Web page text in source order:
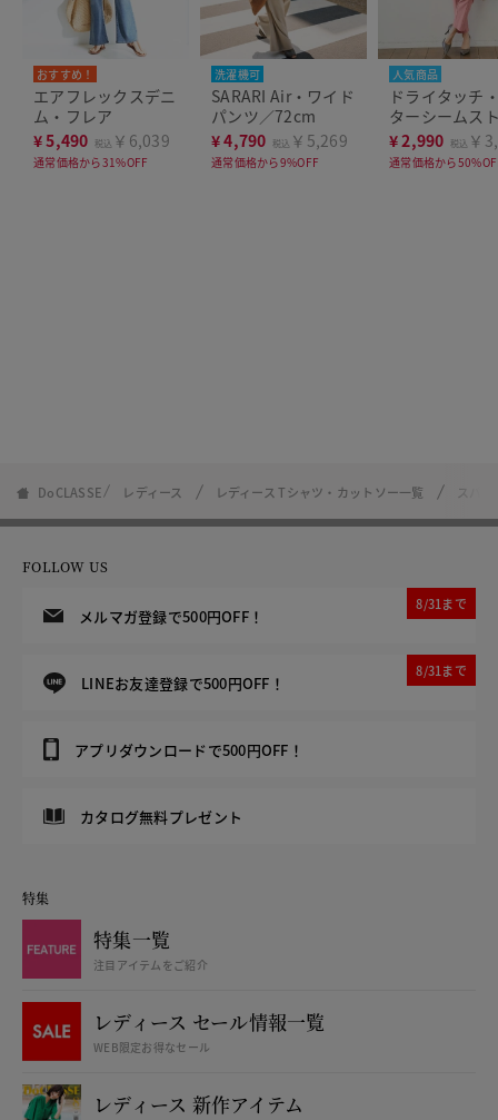
おすすめ！
エアフレックスデニ
ム・フレア
¥5,490 税込 ￥6,039
通常価格から31%OFF
洗濯機可
SARARI Air・ワイド
パンツ／72cm
¥4,790 税込 ￥5,269
通常価格から9%OFF
人気商品
ドライタッチ
ターシームス
ト63cm
¥2,990 税込 ￥
通常価格から
DoCLASSE レディース レディース Tシャツ・カットソー一覧 スパ
FOLLOW US
メルマガ登録で500円OFF！
8/31まで
LINEお友達登録で500円OFF！
8/31まで
アプリダウンロードで500円OFF！
カタログ無料プレゼント
特集
特集一覧
注目アイテムをご紹介
レディース セール情報一覧
WEB限定お得なセール
レディース 新作アイテム